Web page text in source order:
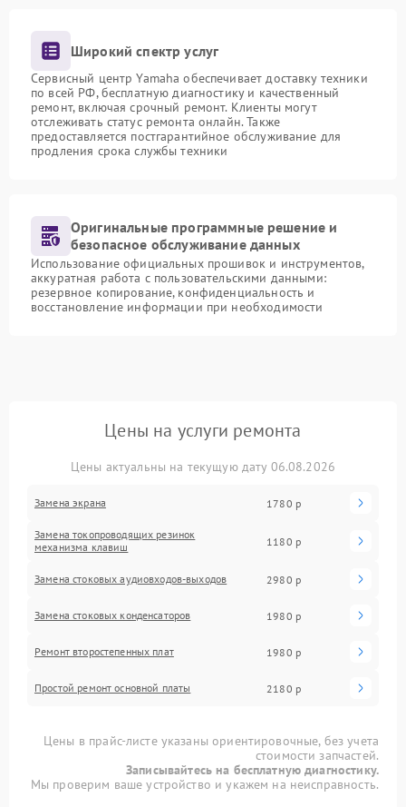
Широкий спектр услуг
Сервисный центр Yamaha обеспечивает доставку техники
по всей РФ, бесплатную диагностику и качественный
ремонт, включая срочный ремонт. Клиенты могут
отслеживать статус ремонта онлайн. Также
предоставляется постгарантийное обслуживание для
продления срока службы техники
Оригинальные программные решение и
безопасное обслуживание данных
Использование официальных прошивок и инструментов,
аккуратная работа с пользовательскими данными:
резервное копирование, конфиденциальность и
восстановление информации при необходимости
Цены на услуги ремонта
Цены актуальны на текущую дату 06.08.2026
Замена экрана 1780 р
Замена токопроводящих резинок
механизма клавиш
1180 р
Замена стоковых аудиовходов-выходов 2980 р
Замена стоковых конденсаторов 1980 р
Ремонт второстепенных плат 1980 р
Простой ремонт основной платы 2180 р
Цены в прайс-листе указаны ориентировочные, без учета
стоимости запчастей.
Записывайтесь на бесплатную диагностику.
Мы проверим ваше устройство и укажем на неисправность.